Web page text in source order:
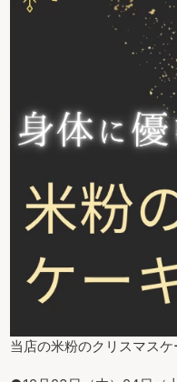
当店の米粉のクリスマス